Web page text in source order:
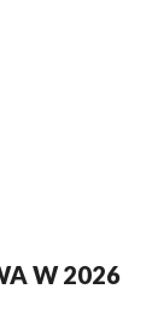
W 2026